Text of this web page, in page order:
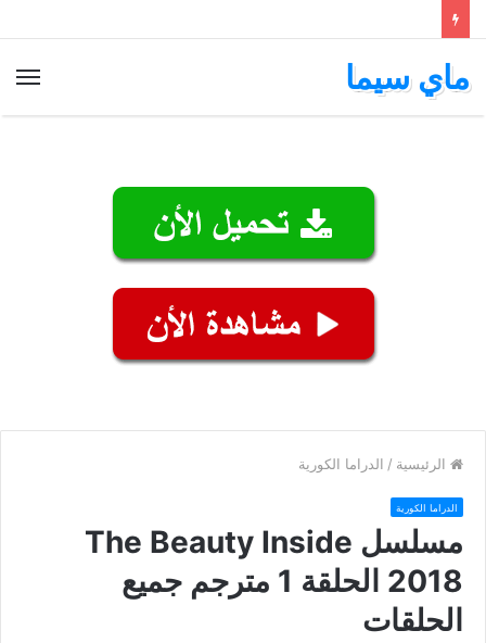
ماي سيما
الرئيسية / الدراما الكورية
الدراما الكورية
مسلسل The Beauty Inside
2018 الحلقة 1 مترجم جميع
الحلقات